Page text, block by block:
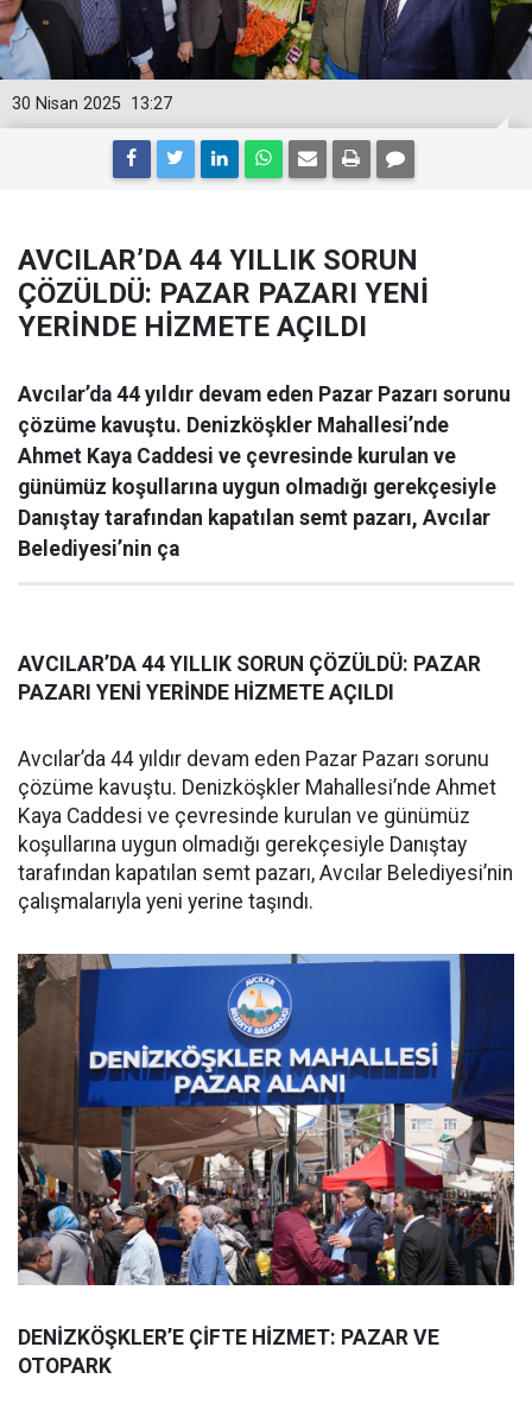
13:27
30 Nisan 2025
AVCILAR’DA 44 YILLIK SORUN
ÇÖZÜLDÜ: PAZAR PAZARI YENİ
YERİNDE HİZMETE AÇILDI
Avcılar’da 44 yıldır devam eden Pazar Pazarı sorunu
çözüme kavuştu. Denizköşkler Mahallesi’nde
Ahmet Kaya Caddesi ve çevresinde kurulan ve
günümüz koşullarına uygun olmadığı gerekçesiyle
Danıştay tarafından kapatılan semt pazarı, Avcılar
Belediyesi’nin ça
AVCILAR’DA 44 YILLIK SORUN ÇÖZÜLDÜ: PAZAR
PAZARI YENİ YERİNDE HİZMETE AÇILDI
Avcılar’da 44 yıldır devam eden Pazar Pazarı sorunu
çözüme kavuştu. Denizköşkler Mahallesi’nde Ahmet
Kaya Caddesi ve çevresinde kurulan ve günümüz
koşullarına uygun olmadığı gerekçesiyle Danıştay
tarafından kapatılan semt pazarı, Avcılar Belediyesi’nin
çalışmalarıyla yeni yerine taşındı.
DENİZKÖŞKLER’E ÇİFTE HİZMET: PAZAR VE
OTOPARK